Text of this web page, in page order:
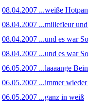
08.04.2007 ...weiße
08.04.2007 ...millefleur
08.04.2007 ...und es war
08.04.2007 ...und es war
06.05.2007 ...laaaange
06.05.2007 ...immer wieder
06.05.2007 ...ganz in weiß